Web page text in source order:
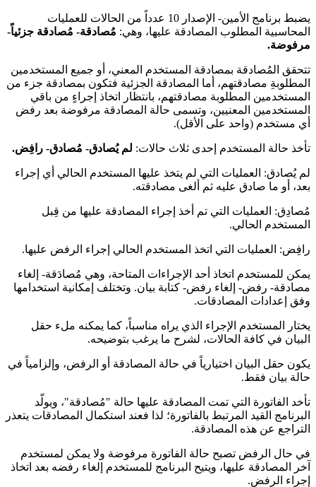
يضبط برنامج الأمين- الإصدار 10 عدداً من الحالات للعمليات
المحاسبية المطلوب المصادقة عليها، وهي: مُصادقة- مُصادقة جزئياً-
مرفوضة.
تتحقق المُصادقة بمصادقة المستخدم المعني، أو جميع المستخدمين
المطلوبةِ مصادقتهم، أما المصادقة الجزئية فتكون بمصادقة جزء من
المستخدمين المطلوبة مصادقتهم، بانتظار اتخاذ إجراءٍ من باقي
المستخدمين المعنيين، وتسمى حالة المصادقة مرفوضة بعد رفض
أي مستخدم (واحد على الأقل).
تأخذ حالة المستخدم إحدى ثلاث حالات: لم يُصادق- مُصادق- رافِض.
لم يُصادق: العمليات التي لم يتخذ عليها المستخدم الحالي أي إجراء
بعد، أو ما صادق عليه ثم ألغى مصادقته.
مُصادِق: العمليات التي تم أخذ إجراء المصادقة عليها من قِبل
المستخدم الحالي.
رافِض: العمليات التي اتخذ المستخدم الحالي إجراء الرفض عليها.
يمكن للمستخدم اتخاذ أحد الإجراءات المتاحة، وهي مُصادَقة- إلغاء
مصادقة- رفض- إلغاء رفض- كتابة بيان. وتختلف إمكانية استخدامها
وفق إعدادات المصادقات.
يختار المستخدم الإجراء الذي يراه مناسباً، كما يمكنه ملء حقل
البيان في كافة الحالات، لشرح ما يرغب بتوضيحه.
يكون حقل البيان اختيارياً في حالة المصادقة أو الرفض، وإلزامياً في
حالة بيان فقط.
تأخد الفاتورة التي تمت المصادقة عليها حالة "مُصادقة"، ويولّد
البرنامج القيد المرتبط بالفاتورة؛ لذا فعند استكمال المصادقات يتعذر
التراجع عن هذه المصادقة.
في حال الرفض تصبح حالة الفاتورة مرفوضة ولا يمكن لمستخدم
آخر المصادقة عليها، ويتيح البرنامج للمستخدم إلغاء رفضه بعد اتخاذ
إجراء الرفض.